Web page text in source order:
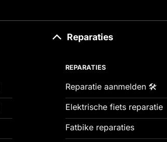
Reparaties
REPARATIES
Reparatie aanmelden 🛠️
Elektrische fiets reparatie
Fatbike reparaties